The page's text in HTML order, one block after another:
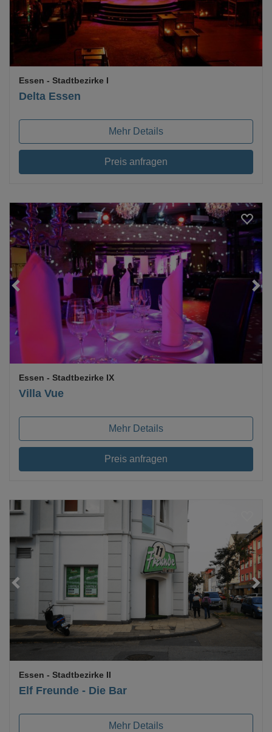
Delta Essen
Essen - Stadtbezirke I
Mehr Details
Preis anfragen
Villa Vue
Essen - Stadtbezirke IX
Mehr Details
Preis anfragen
Elf Freunde - Die Bar
Essen - Stadtbezirke II
Mehr Details